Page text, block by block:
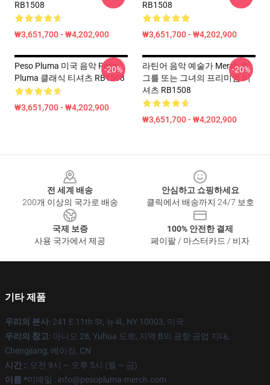
RB1508
₩3,651,700 - ₩4,202,900
RB1508
₩3,651,700 - ₩4,202,900
Peso Pluma 미국 음악 Peso
Pluma 클래식 티셔츠 RB1508
₩3,651,700 - ₩4,202,900
-20%
라틴어 음악 예술가 Merch 용
그를 또는 그녀의 프리미엄 티
셔츠 RB1508
₩3,651,700 - ₩4,202,900
-20%
전 세계 배송
200개 이상의 국가로 배송
안심하고 쇼핑하세요
클릭에서 배송까지 24/7 보호
국제 보증
사용 국가에서 제공
100% 안전한 결제
페이팔 / 마스터카드 / 비자
기타 제품
우리의 본사: 241 E 11th St, 뉴욕, NY 10003, 미국
우리의 창고: 아니오 28, Yuhua 도로, 지역 B의 공항 공업 지대,
Chengjiang, 베이징, CN
시간 :: 오전 9시 ~ 오후 5시 (월 ~ 금)
이름 *이메일 : info@pesopluma-merch.com